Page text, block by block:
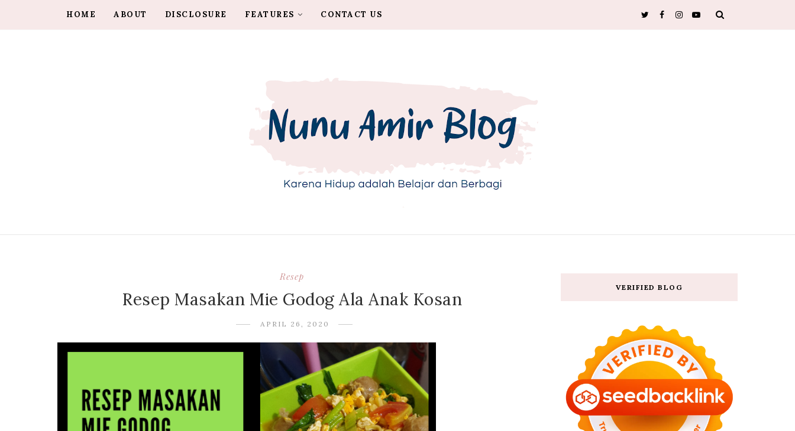
HOME ABOUT DISCLOSURE FEATURES CONTACT US
Resep
Resep Masakan Mie Godog Ala Anak Kosan
APRIL 26, 2020
VERIFIED BLOG